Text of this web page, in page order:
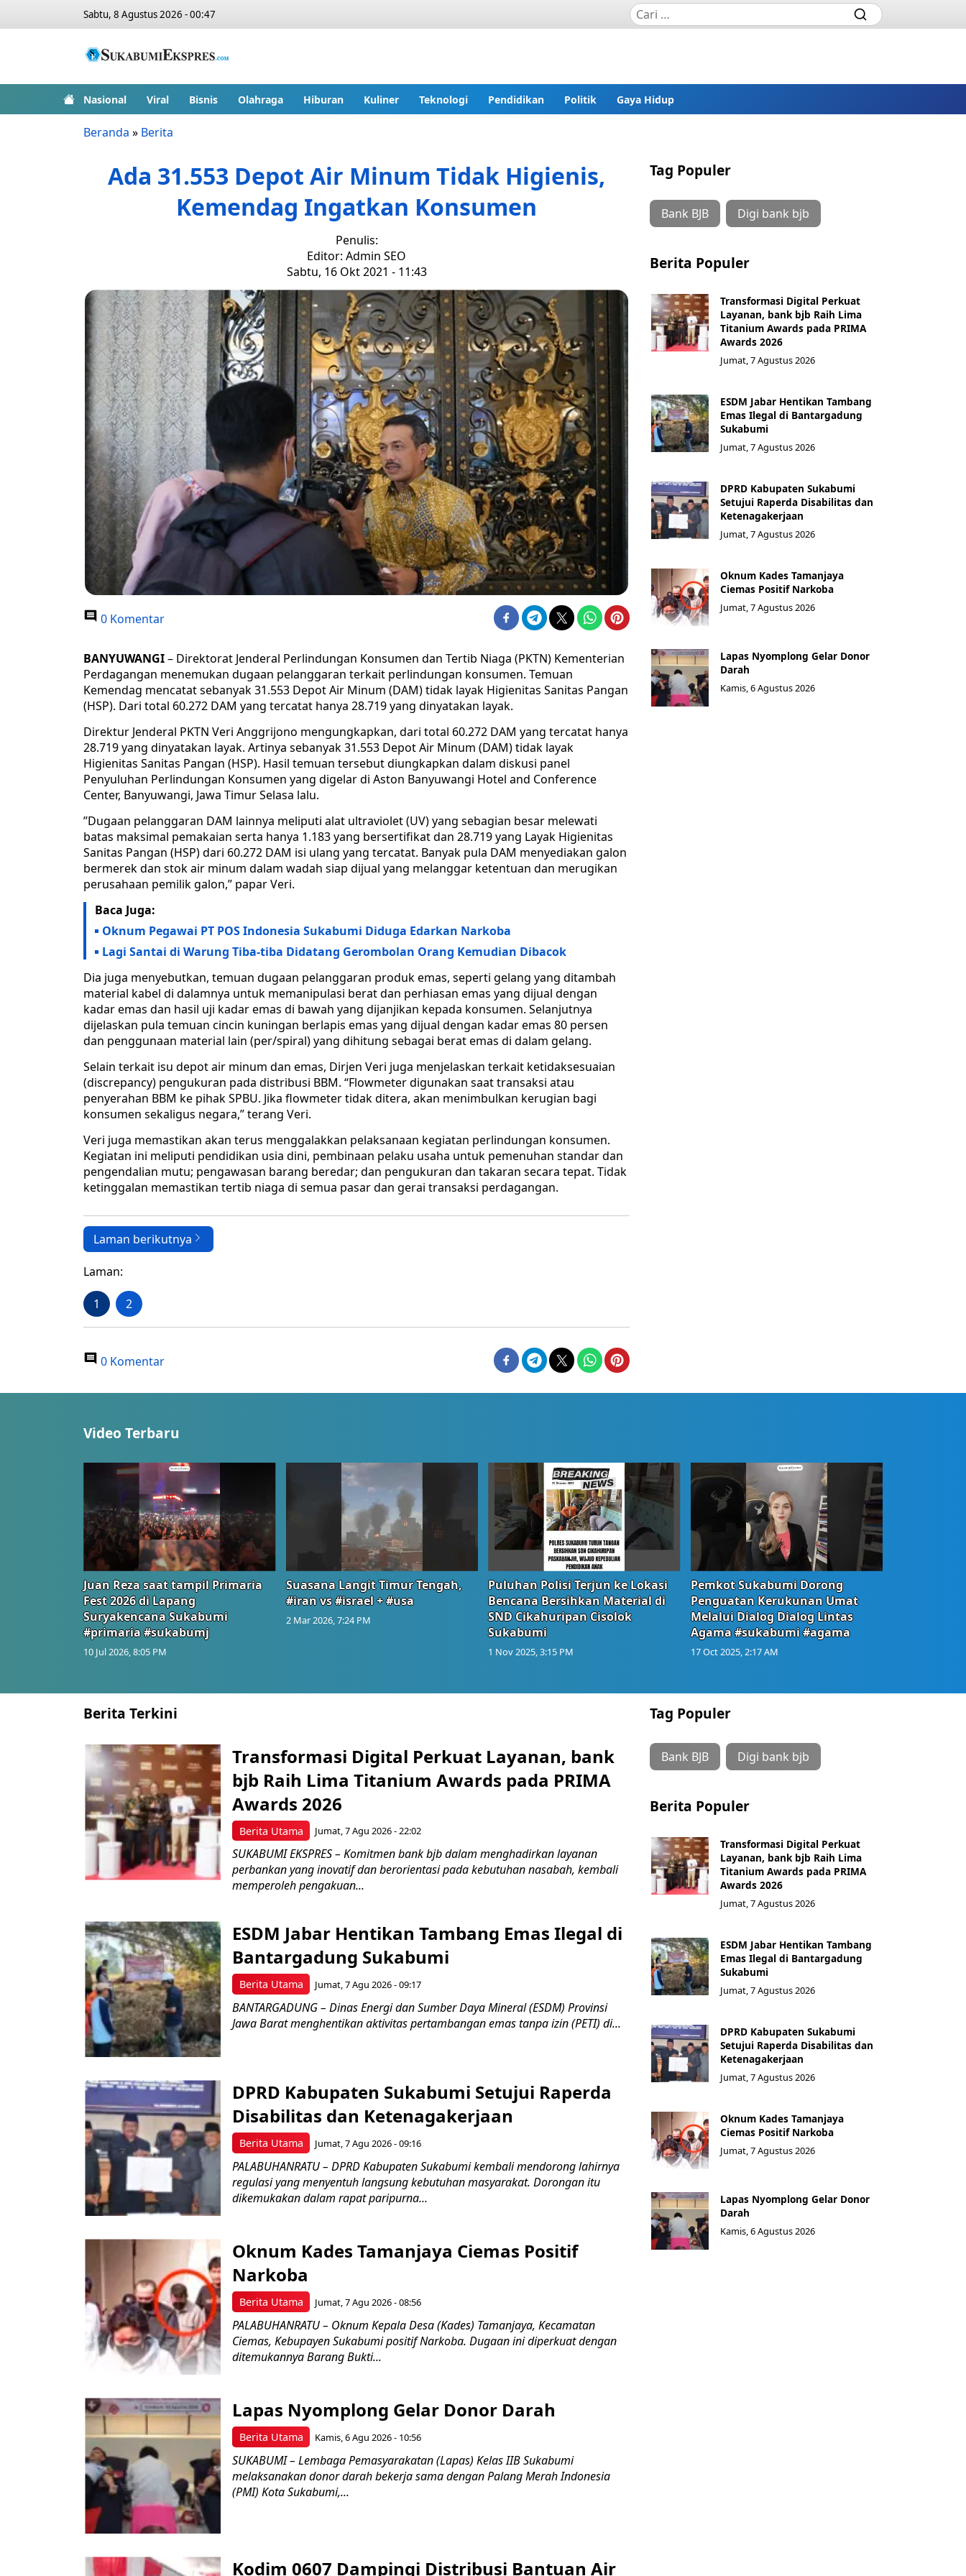
Sabtu, 8 Agustus 2026 - 00:47
Nasional Viral Bisnis Olahraga Hiburan Kuliner Teknologi Pendidikan Politik Gaya Hidup
Beranda » Berita
Ada 31.553 Depot Air Minum Tidak Higienis,
Kemendag Ingatkan Konsumen
Penulis:
Editor: Admin SEO
Sabtu, 16 Okt 2021 - 11:43
0 Komentar
BANYUWANGI– Direktorat Jenderal Perlindungan Konsumen dan Tertib Niaga (PKTN) Kementerian
Perdagangan menemukan dugaan pelanggaran terkait perlindungan konsumen. Temuan
Kemendag mencatat sebanyak 31.553 Depot Air Minum (DAM) tidak layak Higienitas Sanitas Pangan
(HSP). Dari total 60.272 DAM yang tercatat hanya 28.719 yang dinyatakan layak.
Direktur Jenderal PKTN Veri Anggrijono mengungkapkan, dari total 60.272 DAM yang tercatat hanya
28.719 yang dinyatakan layak. Artinya sebanyak 31.553 Depot Air Minum (DAM) tidak layak
Higienitas Sanitas Pangan (HSP). Hasil temuan tersebut diungkapkan dalam diskusi panel
Penyuluhan Perlindungan Konsumen yang digelar di Aston Banyuwangi Hotel and Conference
Center, Banyuwangi, Jawa Timur Selasa lalu.
’’Dugaan pelanggaran DAM lainnya meliputi alat ultraviolet (UV) yang sebagian besar melewati
batas maksimal pemakaian serta hanya 1.183 yang bersertifikat dan 28.719 yang Layak Higienitas
Sanitas Pangan (HSP) dari 60.272 DAM isi ulang yang tercatat. Banyak pula DAM menyediakan galon
bermerek dan stok air minum dalam wadah siap dijual yang melanggar ketentuan dan merugikan
perusahaan pemilik galon,” papar Veri.
Baca Juga:
Oknum Pegawai PT POS Indonesia Sukabumi Diduga Edarkan Narkoba
Lagi Santai di Warung Tiba-tiba Didatang Gerombolan Orang Kemudian Dibacok
Dia juga menyebutkan, temuan dugaan pelanggaran produk emas, seperti gelang yang ditambah
material kabel di dalamnya untuk memanipulasi berat dan perhiasan emas yang dijual dengan
kadar emas dan hasil uji kadar emas di bawah yang dijanjikan kepada konsumen. Selanjutnya
dijelaskan pula temuan cincin kuningan berlapis emas yang dijual dengan kadar emas 80 persen
dan penggunaan material lain (per/spiral) yang dihitung sebagai berat emas di dalam gelang.
Selain terkait isu depot air minum dan emas, Dirjen Veri juga menjelaskan terkait ketidaksesuaian
(discrepancy) pengukuran pada distribusi BBM. “Flowmeter digunakan saat transaksi atau
penyerahan BBM ke pihak SPBU. Jika flowmeter tidak ditera, akan menimbulkan kerugian bagi
konsumen sekaligus negara,” terang Veri.
Veri juga memastikan akan terus menggalakkan pelaksanaan kegiatan perlindungan konsumen.
Kegiatan ini meliputi pendidikan usia dini, pembinaan pelaku usaha untuk pemenuhan standar dan
pengendalian mutu; pengawasan barang beredar; dan pengukuran dan takaran secara tepat. Tidak
ketinggalan memastikan tertib niaga di semua pasar dan gerai transaksi perdagangan.
Laman berikutnya
Laman:
1 2
0 Komentar
Tag Populer
Bank BJB Digi bank bjb
Berita Populer
Transformasi Digital Perkuat
Layanan, bank bjb Raih Lima
Titanium Awards pada PRIMA
Awards 2026
Jumat, 7 Agustus 2026
ESDM Jabar Hentikan Tambang
Emas Ilegal di Bantargadung
Sukabumi
Jumat, 7 Agustus 2026
DPRD Kabupaten Sukabumi
Setujui Raperda Disabilitas dan
Ketenagakerjaan
Jumat, 7 Agustus 2026
Oknum Kades Tamanjaya
Ciemas Positif Narkoba
Jumat, 7 Agustus 2026
Lapas Nyomplong Gelar Donor
Darah
Kamis, 6 Agustus 2026
Video Terbaru
Juan Reza saat tampil Primaria
Fest 2026 di Lapang
Suryakencana Sukabumi
#primaria #sukabumj
10 Jul 2026, 8:05 PM
Suasana Langit Timur Tengah,
#iran vs #israel + #usa
2 Mar 2026, 7:24 PM
Puluhan Polisi Terjun ke Lokasi
Bencana Bersihkan Material di
SND Cikahuripan Cisolok
Sukabumi
1 Nov 2025, 3:15 PM
Pemkot Sukabumi Dorong
Penguatan Kerukunan Umat
Melalui Dialog Dialog Lintas
Agama #sukabumi #agama
17 Oct 2025, 2:17 AM
Berita Terkini
Berita Utama
Transformasi Digital Perkuat Layanan, bank
bjb Raih Lima Titanium Awards pada PRIMA
Awards 2026
Jumat, 7 Agu 2026 - 22:02
SUKABUMI EKSPRES – Komitmen bank bjb dalam menghadirkan layanan
perbankan yang inovatif dan berorientasi pada kebutuhan nasabah, kembali
memperoleh pengakuan...
Berita Utama
ESDM Jabar Hentikan Tambang Emas Ilegal di
Bantargadung Sukabumi
Jumat, 7 Agu 2026 - 09:17
BANTARGADUNG – Dinas Energi dan Sumber Daya Mineral (ESDM) Provinsi
Jawa Barat menghentikan aktivitas pertambangan emas tanpa izin (PETI) di...
Berita Utama
DPRD Kabupaten Sukabumi Setujui Raperda
Disabilitas dan Ketenagakerjaan
Jumat, 7 Agu 2026 - 09:16
PALABUHANRATU – DPRD Kabupaten Sukabumi kembali mendorong lahirnya
regulasi yang menyentuh langsung kebutuhan masyarakat. Dorongan itu
dikemukakan dalam rapat paripurna...
Berita Utama
Oknum Kades Tamanjaya Ciemas Positif
Narkoba
Jumat, 7 Agu 2026 - 08:56
PALABUHANRATU – Oknum Kepala Desa (Kades) Tamanjaya, Kecamatan
Ciemas, Kebupayen Sukabumi positif Narkoba. Dugaan ini diperkuat dengan
ditemukannya Barang Bukti...
Berita Utama
Lapas Nyomplong Gelar Donor Darah
Kamis, 6 Agu 2026 - 10:56
SUKABUMI – Lembaga Pemasyarakatan (Lapas) Kelas IIB Sukabumi
melaksanakan donor darah bekerja sama dengan Palang Merah Indonesia
(PMI) Kota Sukabumi,...
Kodim 0607 Dampingi Distribusi Bantuan Air
Tag Populer
Bank BJB Digi bank bjb
Berita Populer
Transformasi Digital Perkuat
Layanan, bank bjb Raih Lima
Titanium Awards pada PRIMA
Awards 2026
Jumat, 7 Agustus 2026
ESDM Jabar Hentikan Tambang
Emas Ilegal di Bantargadung
Sukabumi
Jumat, 7 Agustus 2026
DPRD Kabupaten Sukabumi
Setujui Raperda Disabilitas dan
Ketenagakerjaan
Jumat, 7 Agustus 2026
Oknum Kades Tamanjaya
Ciemas Positif Narkoba
Jumat, 7 Agustus 2026
Lapas Nyomplong Gelar Donor
Darah
Kamis, 6 Agustus 2026